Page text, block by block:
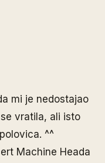
mi je nedostajao
vratila, ali isto
^^
Machine Heada